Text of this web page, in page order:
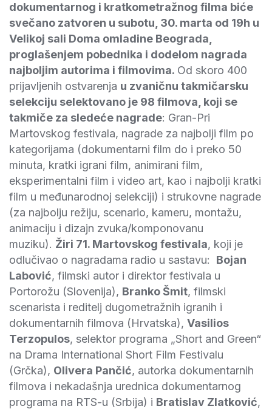
dokumentarnog i kratkometražnog filma biće
svečano zatvoren u subotu, 30. marta od 19h u
Velikoj sali Doma omladine Beograda,
proglašenjem pobednika i dodelom nagrada
najboljim autorima i filmovima. Od skoro 400
prijavljenih ostvarenja u zvaničnu takmičarsku
selekciju selektovano je 98 filmova, koji se
takmiče za sledeće nagrade: Gran-Pri
Martovskog festivala, nagrade za najbolji film po
kategorijama (dokumentarni film do i preko 50
minuta, kratki igrani film, animirani film,
eksperimentalni film i video art, kao i najbolji kratki
film u međunarodnoj selekciji) i strukovne nagrade
(za najbolju režiju, scenario, kameru, montažu,
animaciju i dizajn zvuka/komponovanu
muziku). Žiri 71. Martovskog festivala, koji je
odlučivao o nagradama radio u sastavu: Bojan
Labović, filmski autor i direktor festivala u
Portorožu (Slovenija), BrankoŠmit, filmski
scenarista i reditelj dugometražnih igranih i
dokumentarnih filmova (Hrvatska), Vasilios
Terzopulos, selektor programa „Short and Green“
na Drama International Short Film Festivalu
(Grčka), Olivera Pančić, autorka dokumentarnih
filmova i nekadašnja urednica dokumentarnog
programa na RTS-u (Srbija) i Bratislav Zlatković,